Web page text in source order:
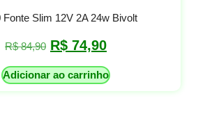
Fonte Slim 12V 2A 24w Bivolt
R$84,90 R$ 74,90
Adicionar ao carrinho